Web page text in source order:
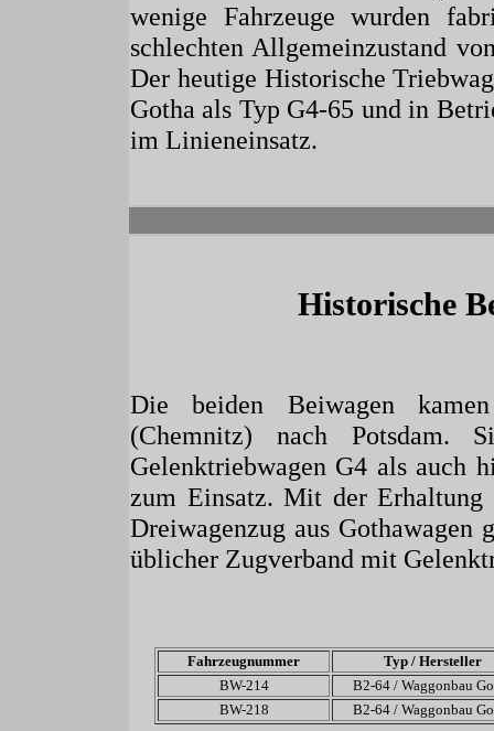
wenige Fahrzeuge wurden
schlechten Allgemeinzustand
Der heutige Historische
Gotha als Typ G4-65 und in
im Linieneinsatz.
Historische
Die beiden Beiwagen
(Chemnitz) nach Potsdam.
Gelenktriebwagen G4 als auch
zum Einsatz. Mit der
Dreiwagenzug aus Gothawagen
üblicher Zugverband mit
Fahrzeugnummer
Typ / Hersteller
BW-214
B2-64 / Waggonbau
BW-218
B2-64 / Waggonbau